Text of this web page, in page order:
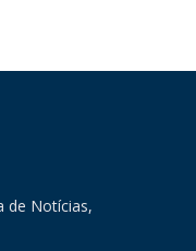
de Notícias,